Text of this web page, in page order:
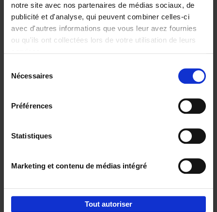
notre site avec nos partenaires de médias sociaux, de
publicité et d'analyse, qui peuvent combiner celles-ci
avec d'autres informations que vous leur avez fournies
ou qu'ils ont collectées lors de votre utilisation de leurs
Nécessaires
Préférences
Statistiques
Marketing et contenu de médias intégré
Tout autoriser
€29,99
Digital marketing like a PRO -
completely revised edition (EN)